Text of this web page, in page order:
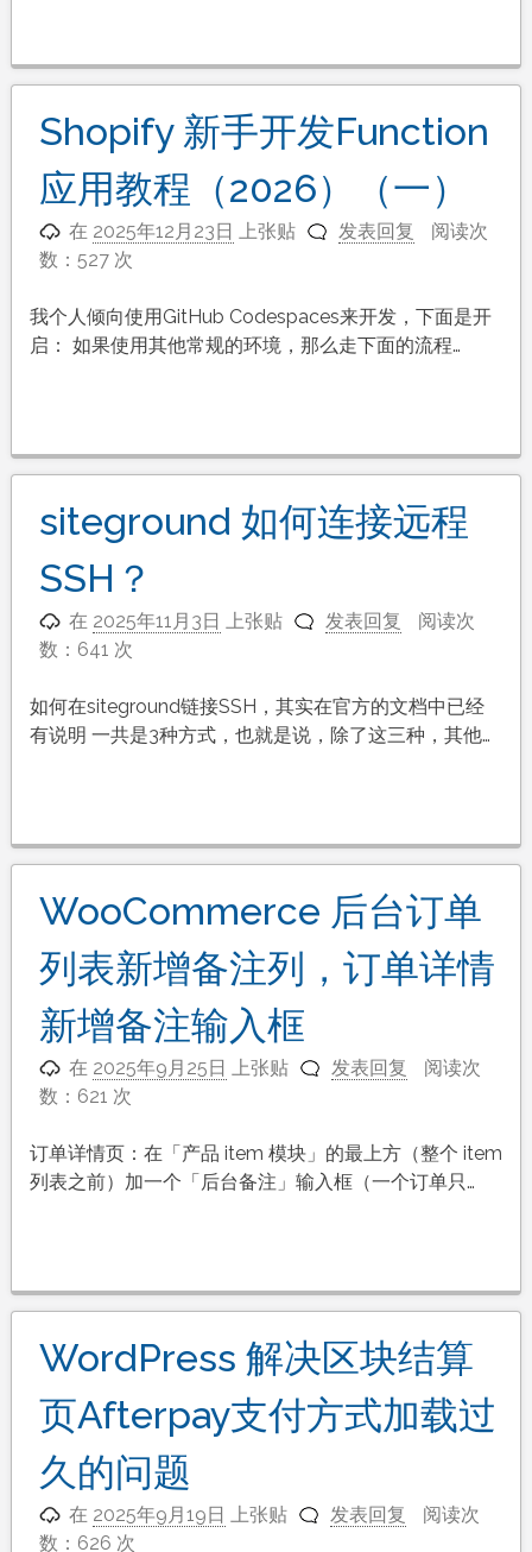
Shopify 新手开发Function
应用教程（2026）（一）
在 2025年12月23日 上张贴 发表回复
阅读次
数：527 次
我个人倾向使用GitHub Codespaces来开发，下面是开
启： 如果使用其他常规的环境，那么走下面的流程…
siteground 如何连接远程
SSH？
在 2025年11月3日 上张贴 发表回复
阅读次
数：641 次
如何在siteground链接SSH，其实在官方的文档中已经
有说明 一共是3种方式，也就是说，除了这三种，其他…
WooCommerce 后台订单
列表新增备注列，订单详情
新增备注输入框
在 2025年9月25日 上张贴 发表回复
阅读次
数：621 次
订单详情页：在「产品 item 模块」的最上方（整个 item
列表之前）加一个「后台备注」输入框（一个订单只…
WordPress 解决区块结算
页Afterpay支付方式加载过
久的问题
在 2025年9月19日 上张贴 发表回复
阅读次
数：626 次